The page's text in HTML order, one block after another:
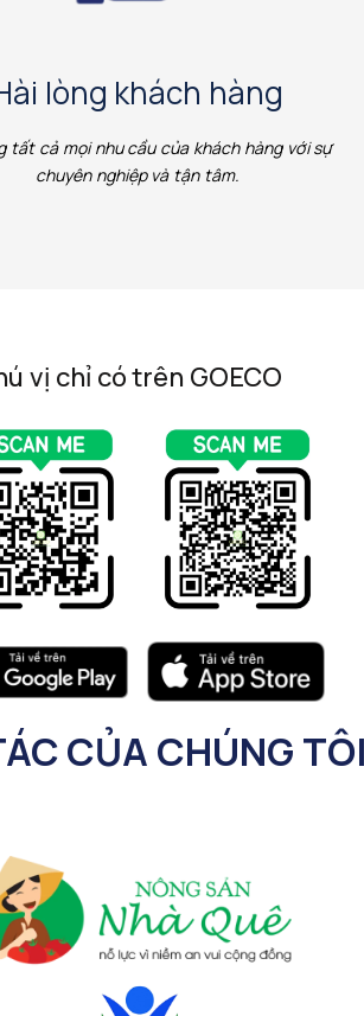
lòng khách hàng
tất cả mọi nhu cầu của khách hàng với sự
chuyên nghiệp và tận tâm.
vị chỉ có trên GOECO
CỦA CHÚNG TÔI